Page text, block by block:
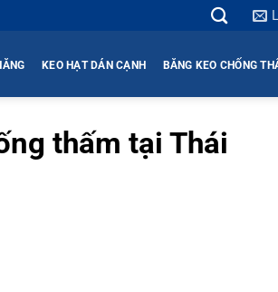
KEO HẠT DÁN CẠNH BĂNG KEO CHỐNG
thấm tại Thái